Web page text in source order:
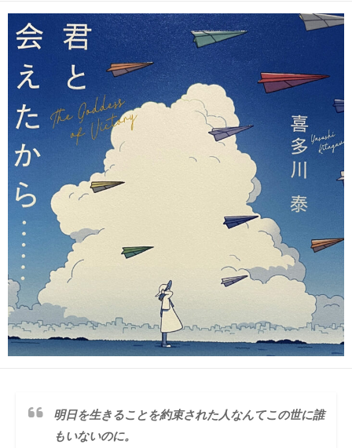
日
ゴ
リ
ー
者
明日を生きることを約束された人なんてこの世に誰
もいないのに。